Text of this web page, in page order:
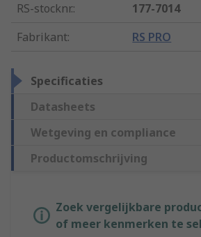
RS-stocknr.:
177-7014
Fabrikant: RS PRO
Specificaties
Datasheets
Wetgeving en compliance
Productomschrijving
Zoek vergelijkbare
of meer kenmerken te